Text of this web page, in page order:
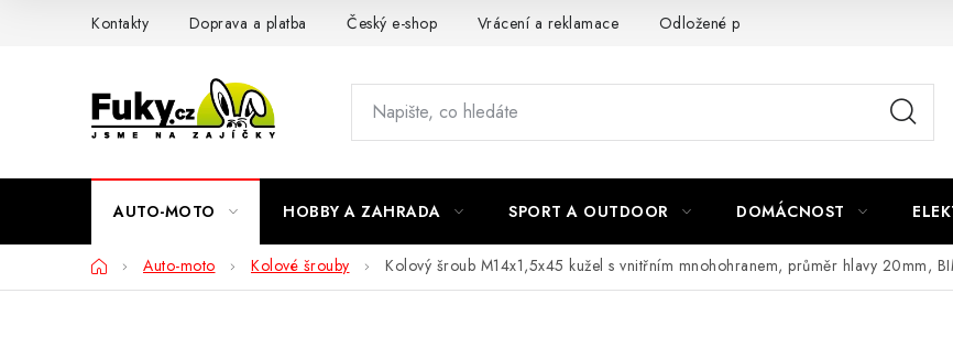
Kontakty Doprava a platba Český e-shop Vrácení a reklamace Odložené platby a splátky
AUTO-MOTO HOBBY A ZAHRADA SPORT A OUTDOOR DOMÁCNOST
DomůAuto-moto Kolové šrouby Kolový šroub M14x1,5x45 kužel s vnitřním mnohohranem, průměr hlavy 20mm,